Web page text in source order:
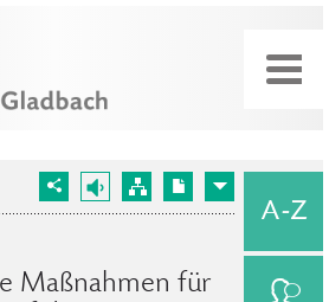
Maßnahmen für